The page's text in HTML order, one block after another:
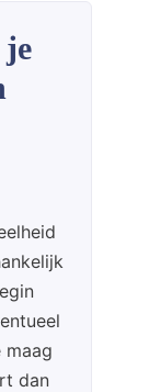
je
maag
dan